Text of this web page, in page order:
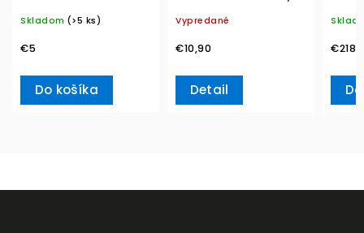
L– Villeroy & Boch
Skladom (>5 ks)
€5
Do košíka
Vypredané
€10,90
Detail